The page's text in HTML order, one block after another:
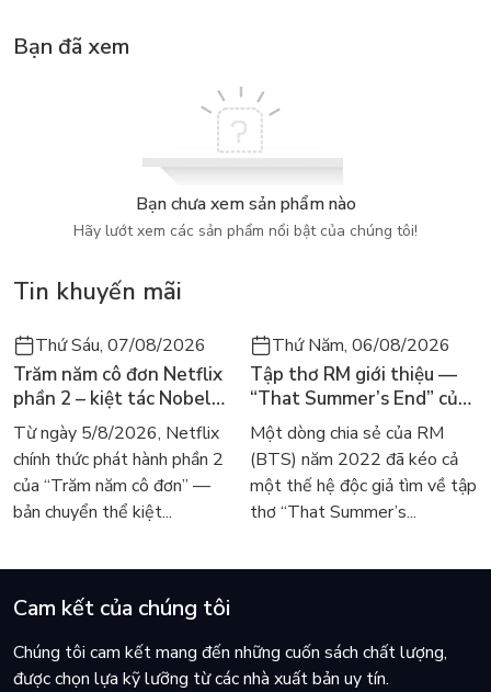
Bạn đã xem
Bạn chưa xem sản phẩm nào
Hãy lướt xem các sản phẩm nổi bật của chúng tôi!
Tin khuyến mãi
Thứ Sáu, 07/08/2026
Trăm năm cô đơn Netflix
phần 2 – kiệt tác Nobel
trở lại màn ảnh, dòng
người tìm đọc lại García
Márquez
Từ ngày 5/8/2026, Netflix
chính thức phát hành phần 2
của “Trăm năm cô đơn” —
bản chuyển thể kiệt...
Thứ Năm, 06/08/2026
Tập thơ RM giới thiệu —
“That Summer’s End” của
Lee Seong-bok ra mắt bản
tiếng Anh sau 4 năm gây
sốt
Một dòng chia sẻ của RM
(BTS) năm 2022 đã kéo cả
một thế hệ độc giả tìm về tập
thơ “That Summer’s...
Cam kết của chúng tôi
Chúng tôi cam kết mang đến những cuốn sách chất lượng,
được chọn lựa kỹ lưỡng từ các nhà xuất bản uy tín.